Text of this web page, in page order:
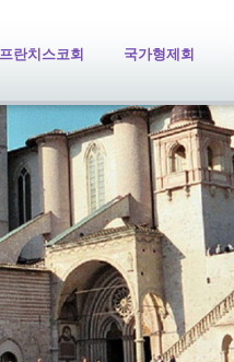
란치스코회 국가형제회